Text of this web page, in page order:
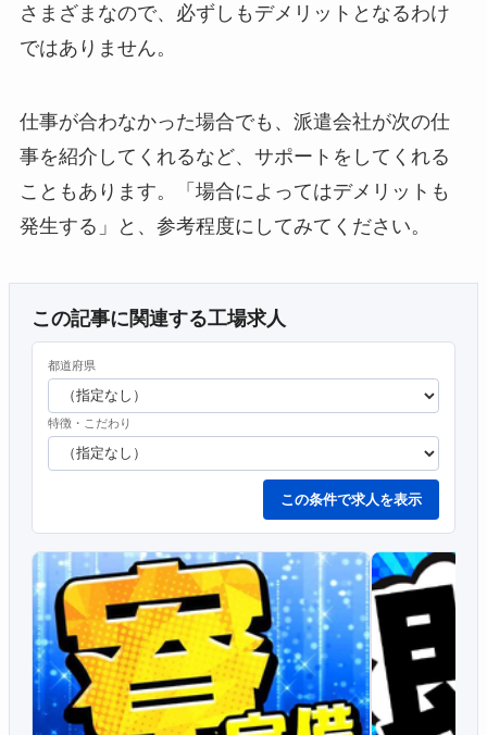
さまざまなので、必ずしもデメリットとなるわけ
ではありません。
仕事が合わなかった場合でも、派遣会社が次の仕
事を紹介してくれるなど、サポートをしてくれる
こともあります。「場合によってはデメリットも
発生する」と、参考程度にしてみてください。
この記事に関連する工場求人
都道府県
特徴・こだわり
この条件で求人を表示